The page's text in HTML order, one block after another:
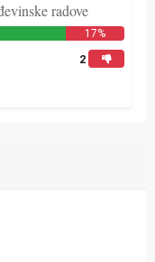
radove
17%
2